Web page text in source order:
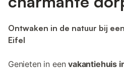
Ontwaken in de natuur bij
Eifel
Genieten in eenvakantiehuis